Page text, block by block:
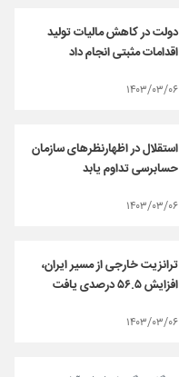
دولت در کاهش مالیات تولید
اقدامات مثبتی انجام داد
۱۴۰۳/۰۳/۰۶
استقلال در اظهارنظرهای سازمان
حسابرسی تداوم یابد
۱۴۰۳/۰۳/۰۶
ترانزیت خارجی از مسیر ایران،
افزایش ۵۶.۵ درصدی یافت
۱۴۰۳/۰۳/۰۶